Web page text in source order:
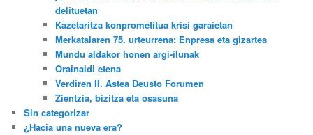
delituetan
Kazetaritza konprometitua krisi garaietan
Merkatalaren 75. urteurrena: Enpresa eta gizartea
Mundu aldakor honen argi-ilunak
Orainaldi etena
Verdiren II. Astea Deusto Forumen
Zientzia, bizitza eta osasuna
Sin categorizar
¿Hacia una nueva era?